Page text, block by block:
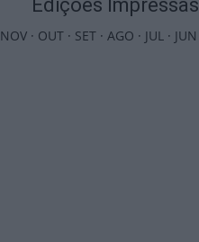
Edições Impressas
NOV· OUT· SET· AGO · JUL· JUN